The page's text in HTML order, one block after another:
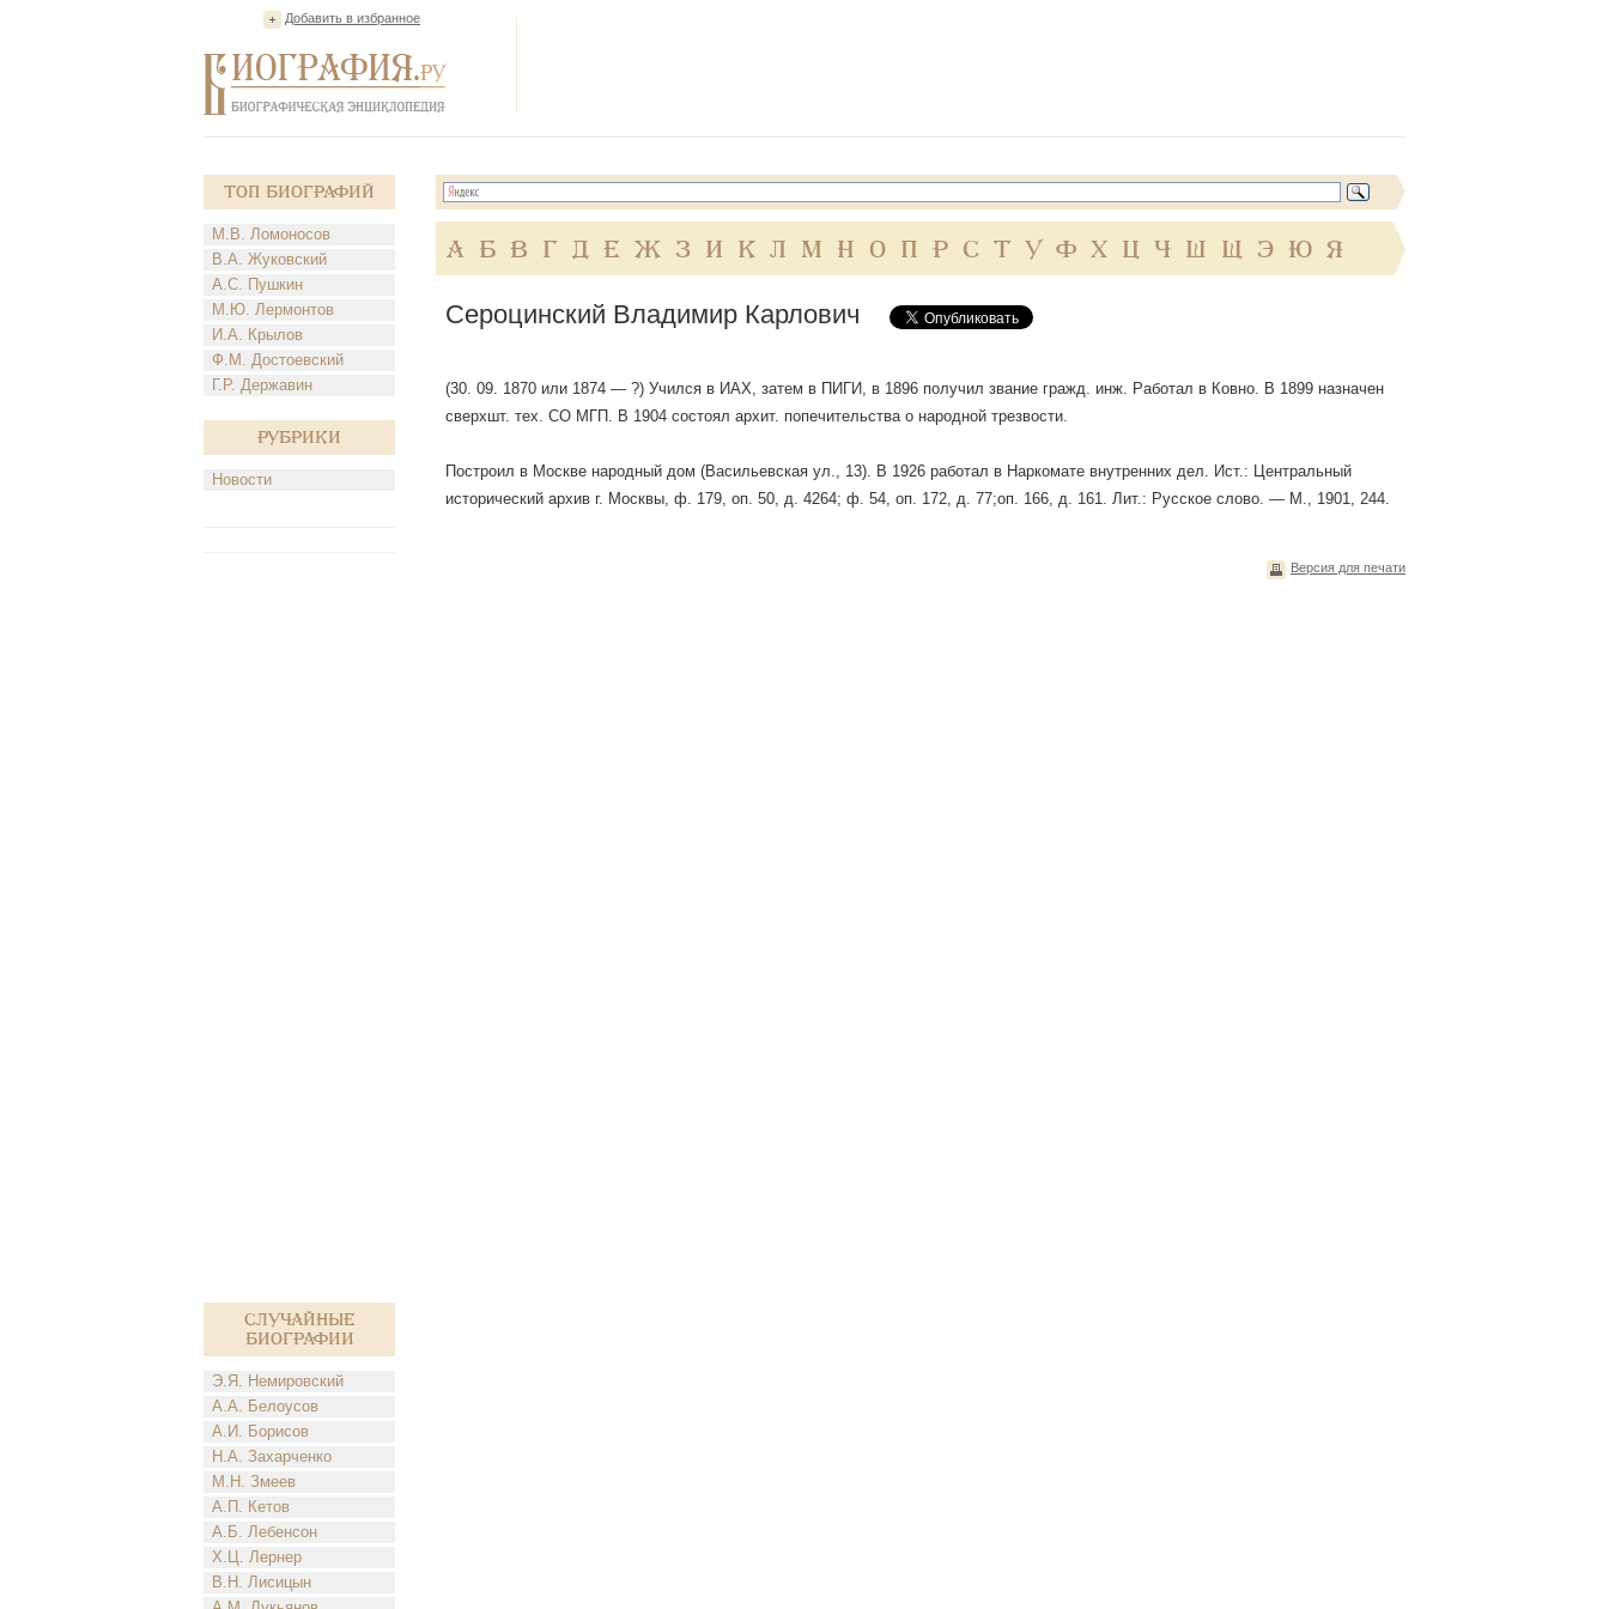
Добавить в избранное
Топ Биографий
М.В. Ломоносов
В.А. Жуковский
А.С. Пушкин
М.Ю. Лермонтов
И.А. Крылов
Ф.М. Достоевский
Г.Р. Державин
Рубрики
Новости
Случайные
биографии
Э.Я. Немировский
А.А. Белоусов
А.И. Борисов
Н.А. Захарченко
М.Н. Змеев
А.П. Кетов
А.Б. Лебенсон
Х.Ц. Лернер
В.Н. Лисицын
А Б В Г Д Е Ж З И К Л М Н О П Р С Т У Ф Х Ц Ч Ш Щ Э Ю Я
Сероцинский Владимир Карлович
(30. 09. 1870 или 1874 — ?) Учился в ИАХ, затем в ПИГИ, в 1896 получил звание гражд. инж. Работал в Ковно. В 1899 назначен
сверхшт. тех. СО МГП. В 1904 состоял архит. попечительства о народной трезвости.
Построил в Москве народный дом (Васильевская ул., 13). В 1926 работал в Наркомате внутренних дел. Ист.: Центральный
исторический архив г. Москвы, ф. 179, оп. 50, д. 4264; ф. 54, оп. 172, д. 77;оп. 166, д. 161. Лит.: Русское слово. — М., 1901, 244.
Версия для печати